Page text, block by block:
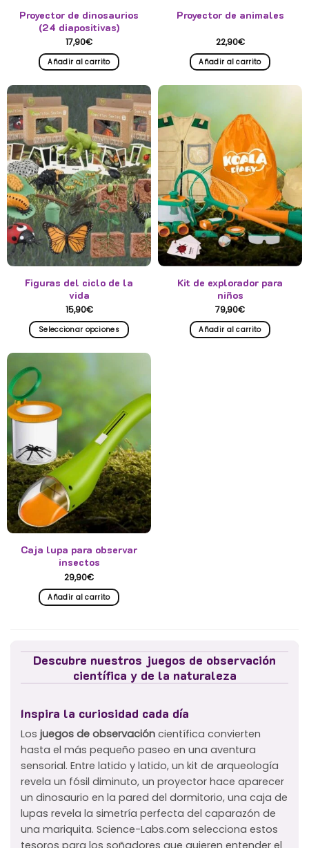
Proyector de dinosaurios
(24 diapositivas)
17,90€
Añadir al carrito
Proyector de animales
22,90€
Añadir al carrito
Figuras del ciclo de la
vida
15,90€
Seleccionar opciones
producto
tiene
múltiples
variantes.
opciones
pueden
elegir
en
la
página
de
producto
Kit de explorador para
niños
79,90€
Añadir al carrito
Caja lupa para observar
insectos
29,90€
Añadir al carrito
Descubre nuestros juegos de observación
científica y de la naturaleza
Inspira la curiosidad cada día
Los juegos de observación científica convierten
hasta el más pequeño paseo en una aventura
sensorial. Entre latido y latido, un kit de arqueología
revela un fósil diminuto, un proyector hace aparecer
un dinosaurio en la pared del dormitorio, una caja de
lupas revela la simetría perfecta del caparazón de
una mariquita. Science-Labs.com selecciona estos